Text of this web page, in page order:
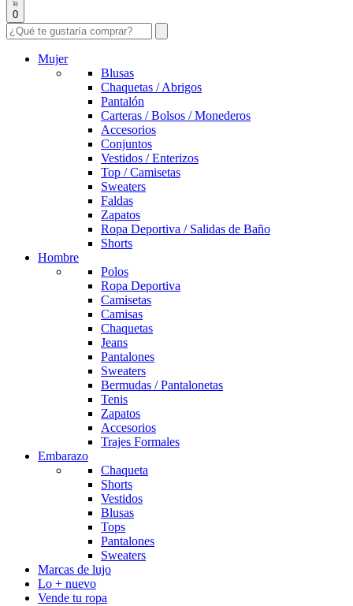
0
Mujer
Blusas
Chaquetas / Abrigos
Pantalón
Carteras / Bolsos / Monederos
Accesorios
Conjuntos
Vestidos / Enterizos
Top / Camisetas
Sweaters
Faldas
Zapatos
Ropa Deportiva / Salidas de Baño
Shorts
Hombre
Polos
Ropa Deportiva
Camisetas
Camisas
Chaquetas
Jeans
Pantalones
Sweaters
Bermudas / Pantalonetas
Tenis
Zapatos
Accesorios
Trajes Formales
Embarazo
Chaqueta
Shorts
Vestidos
Blusas
Tops
Pantalones
Sweaters
Marcas de lujo
Lo + nuevo
Vende tu ropa